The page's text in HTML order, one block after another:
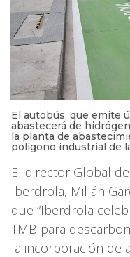
El autobús, que emite
abastecerá de
la planta de
polígono industrial de
El director Global
Iberdrola, Millán
que “Iberdrola
TMB para
la incorporación de